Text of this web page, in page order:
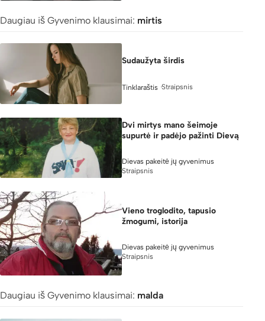
Daugiau iš Gyvenimo klausimai: mirtis
Sudaužyta širdis
Tinklaraštis Straipsnis
Dvi mirtys mano šeimoje
supurtė ir padėjo pažinti Dievą
Dievas pakeitė jų gyvenimus
Straipsnis
Vieno troglodito, tapusio
žmogumi, istorija
Dievas pakeitė jų gyvenimus
Straipsnis
Daugiau iš Gyvenimo klausimai: malda